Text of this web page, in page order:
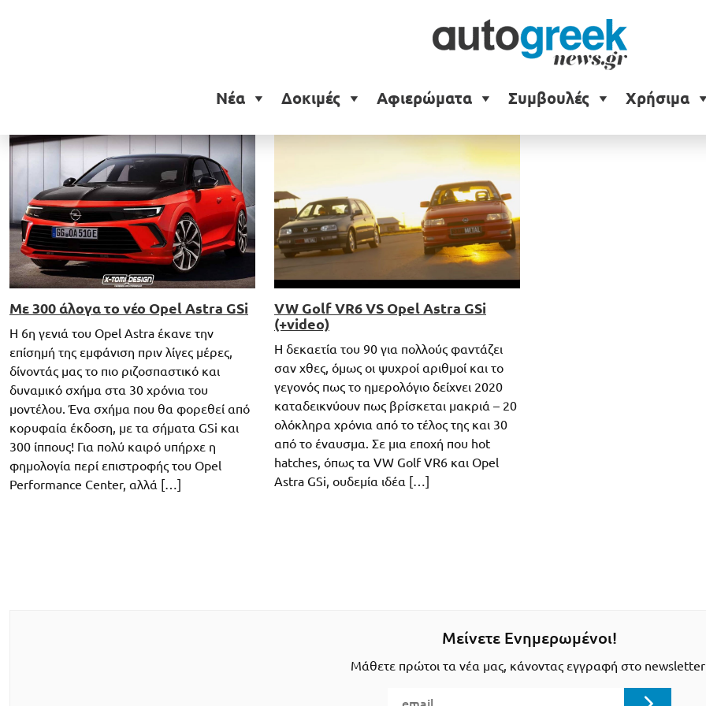
Νέα Δοκιμές Αφιερώματα Συμβουλές Χρήσιμα
Opel Astra GSi
Με 300 άλογα το νέο Opel Astra GSi
H 6η γενιά του Opel Astra έκανε την
επίσημή της εμφάνιση πριν λίγες μέρες,
δίνοντάς μας το πιο ριζοσπαστικό και
δυναμικό σχήμα στα 30 χρόνια του
μοντέλου. Ένα σχήμα που θα φορεθεί από
κορυφαία έκδοση, με τα σήματα GSi και
300 ίππους! Για πολύ καιρό υπήρχε η
φημολογία περί επιστροφής του Opel
Performance Center, αλλά […]
VW Golf VR6 VS Opel Astra GSi
(+video)
Η δεκαετία του 90 για πολλούς φαντάζει
σαν χθες, όμως οι ψυχροί αριθμοί και το
γεγονός πως το ημερολόγιο δείχνει 2020
καταδεικνύουν πως βρίσκεται μακριά – 20
ολόκληρα χρόνια από το τέλος της και 30
από το έναυσμα. Σε μια εποχή που hot
hatches, όπως τα VW Golf VR6 και Opel
Astra GSi, ουδεμία ιδέα […]
Μείνετε Ενημερωμένοι!
Μάθετε πρώτοι τα νέα μας, κάνοντας εγγραφή στο